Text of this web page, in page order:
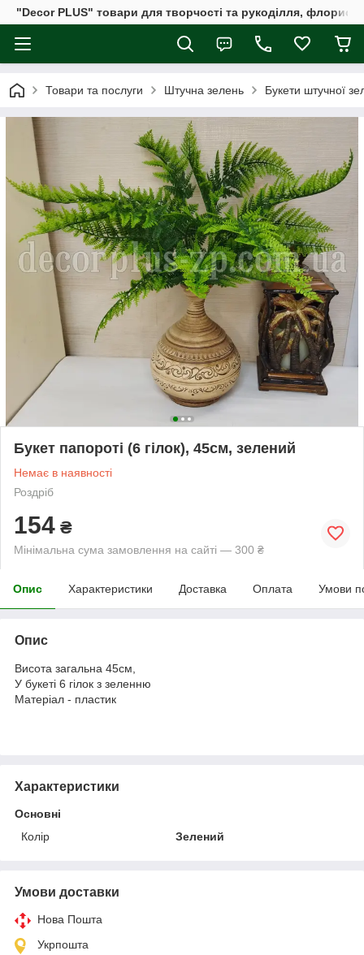
"Decor PLUS" товари для творчості та рукоділля,
Товари та послуги Штучна зелень Букети штучної
Букет папороті (6 гілок), 45см, зелений
Немає в наявності
Роздріб
154 ₴
Мінімальна сума замовлення на сайті — 300 ₴
Опис Характеристики Доставка Оплата Умови
Опис
Висота загальна 45см,
У букеті 6 гілок з зеленню
Матеріал - пластик
Характеристики
Основні
Колір
Зелений
Умови доставки
Нова Пошта
Укрпошта